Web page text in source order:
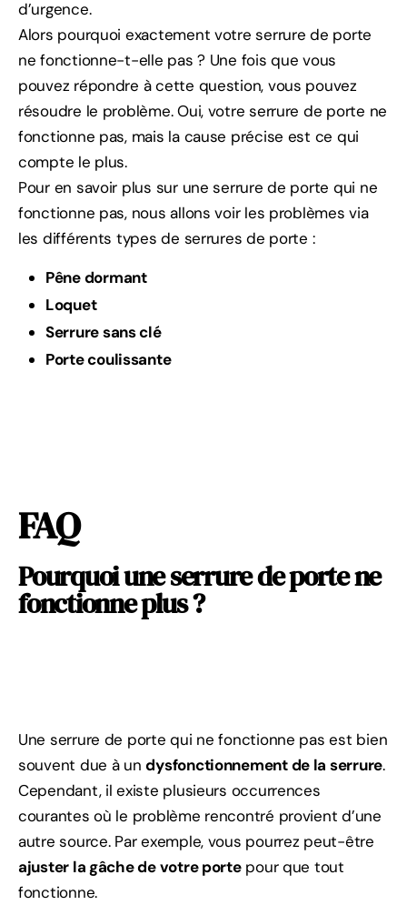
d’urgence.
Alors pourquoi exactement votre serrure de porte
ne fonctionne-t-elle pas ? Une fois que vous
pouvez répondre à cette question, vous pouvez
résoudre le problème. Oui, votre serrure de porte ne
fonctionne pas, mais la cause précise est ce qui
compte le plus.
Pour en savoir plus sur une serrure de porte qui ne
fonctionne pas, nous allons voir les problèmes via
les différents types de serrures de porte :
Pêne dormant
Loquet
Serrure sans clé
Porte coulissante
FAQ
Pourquoi une serrure de porte ne
fonctionne plus ?
Une serrure de porte qui ne fonctionne pas est bien
souvent due à undysfonctionnement de la serrure.
Cependant, il existe plusieurs occurrences
courantes où le problème rencontré provient d’une
autre source. Par exemple, vous pourrez peut-être
ajuster la gâche de votre portepour que tout
fonctionne.